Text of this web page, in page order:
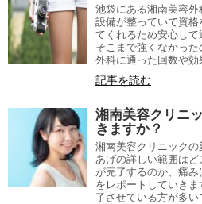
池袋にある湘南美容外
設備が整っていて資
てくれるため安心し
そこまで強くなかっ
外科に通った回数や効
記事を読む
湘南美容クリニ
きますか？
湘南美容クリニック
あげの詳しい範囲は
が完了するのか、痛
をレポートしていき
了させている方が多い